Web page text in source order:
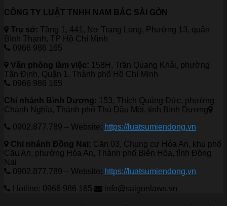
CÔNG TY LUẬT TNHH NAM BẮC SÀI GÒN
Trụ sở: Tầng 1, 441, Nơ Trang Long, Phường 13, quận
Bình Thạnh, TP Hồ Chí Minh
0966 986 165
Văn phòng làm việc: 158H, Trần Quang Khải, phường
Tân Định, Quận 1, Thành phố Hồ Chí Minh
0966 986 165
Chi nhánh Bình Dương: 153, Thích Quảng Đức, phường
Chánh Nghĩa, Thành phố Thủ Dầu Một, tỉnh Bình Dương
0902.877.789 – Website: https://luatsumiendong.vn
Chi nhánh Đồng Nai: Căn 03, Chung cư Hóa An, khu phố
Cầu An, phường Hóa An, Thành phố Biên Hòa, tỉnh Đồng
Nai
0902.877.789 – Website: https://luatsumiendong.vn
Hotline: 0966 986 165
info@saigonlaws.vn